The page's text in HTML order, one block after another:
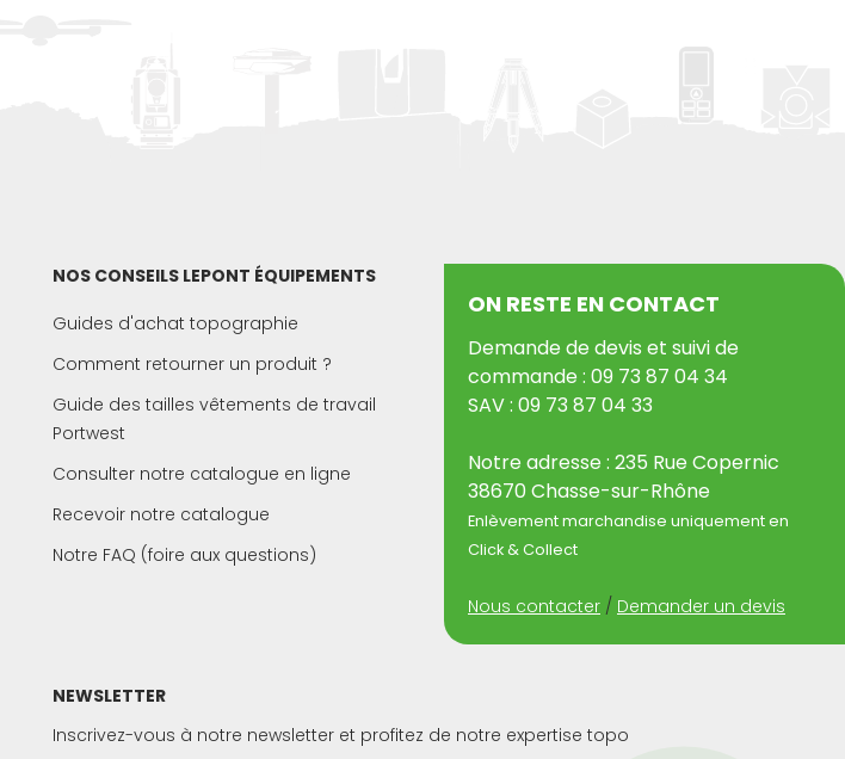
NOS CONSEILS LEPONT ÉQUIPEMENTS
Guides d'achat topographie
Comment retourner un produit ?
Guide des tailles vêtements de travail
Portwest
Consulter notre catalogue en ligne
Recevoir notre catalogue
Notre FAQ (foire aux questions)
ON RESTE EN CONTACT
Demande de devis et suivi de
commande : 09 73 87 04 34
SAV : 09 73 87 04 33
Notre adresse : 235 Rue Copernic
38670 Chasse-sur-Rhône
Enlèvement marchandise uniquement en
Click & Collect
Nous contacter / Demander un devis
NEWSLETTER
Inscrivez-vous à notre newsletter et profitez de notre expertise topo